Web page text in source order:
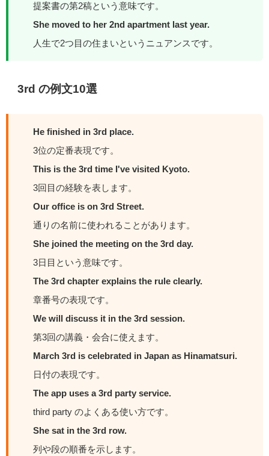
提案書の第2稿という意味です。
She moved to her 2nd apartment last year.
人生で2つ目の住まいというニュアンスです。
3rd の例文10選
He finished in 3rd place.
3位の定番表現です。
This is the 3rd time I've visited Kyoto.
3回目の経験を表します。
Our office is on 3rd Street.
通りの名前に使われることがあります。
She joined the meeting on the 3rd day.
3日目という意味です。
The 3rd chapter explains the rule clearly.
章番号の表現です。
We will discuss it in the 3rd session.
第3回の講義・会合に使えます。
March 3rd is celebrated in Japan as Hinamatsuri.
日付の表現です。
The app uses a 3rd party service.
third party のよくある使い方です。
She sat in the 3rd row.
列や段の順番を示します。